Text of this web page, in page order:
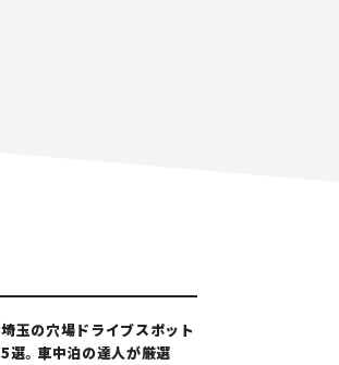
埼玉の穴場ドライブスポット
5選。車中泊の達人が厳選